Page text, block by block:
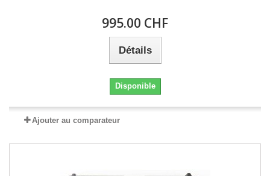
995.00 CHF
Détails
Disponible
Ajouter au comparateur